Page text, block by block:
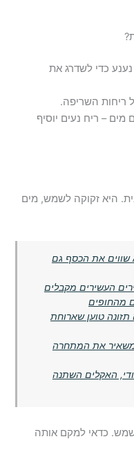
כדי לשדרג את
ריחות השריפה.
מים – ריח נעים יוסיף
היא זקוקה לשמש, מים
שווים את הכסף גם
העשירים מקבלים
מהחופים
טוען שארוחת
משאיר את המתחרה
האקלים השתנה
כדאי למקם אותה